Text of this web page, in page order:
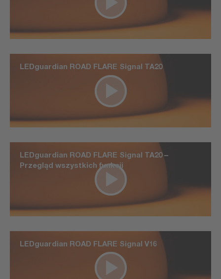
LEDguardian ROAD FLARE Signal TA20
LEDguardian ROAD FLARE Signal TA20 –
Przegląd wszystkich funkcji
LEDguardian ROAD FLARE Signal V16